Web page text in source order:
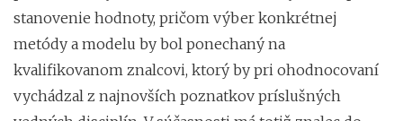
stanovenie hodnoty, pričom výber konkrétnej
metódy a modelu by bol ponechaný na
kvalifikovanom znalcovi, ktorý by pri ohodnocovaní
vychádzal z najnovších poznatkov príslušných